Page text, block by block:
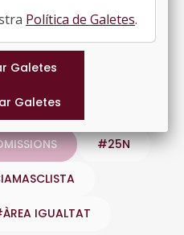
2.pdf
#25N
IGUALTAT
Política de Galetes.